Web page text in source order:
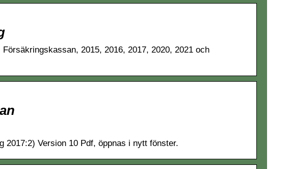
2015, 2016, 2017, 2020, 2021 och
Version 10 Pdf, öppnas i nytt fönster.